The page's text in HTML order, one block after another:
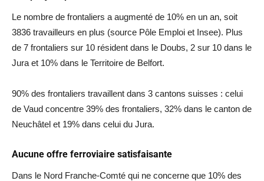
Le nombre de frontaliers a augmenté de 10% en un an, soit
3836 travailleurs en plus (source Pôle Emploi et Insee). Plus
de 7 frontaliers sur 10 résident dans le Doubs, 2 sur 10 dans le
Jura et 10% dans le Territoire de Belfort.
90% des frontaliers travaillent dans 3 cantons suisses : celui
de Vaud concentre 39% des frontaliers, 32% dans le canton de
Neuchâtel et 19% dans celui du Jura.
Aucune offre ferroviaire satisfaisante
Dans le Nord Franche-Comté qui ne concerne que 10% des